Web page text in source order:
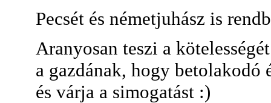
Pecsét és németjuhász is
Aranyosan teszi a
a gazdának, hogy
és várja a simogatást :)